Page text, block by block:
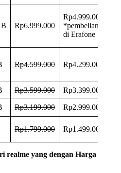
Rp6.999.000
Rp4.999.000
*pembelian
di Erafone
Rp4.599.000 Rp4.299.000
Rp3.599.000 Rp3.399.000
Rp3.199.000 Rp2.999.000
Rp1.799.000 Rp1.499.000
realme yang dengan Harga